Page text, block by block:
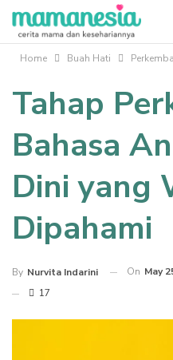
Home Buah Hati
Tahap
Bahasa
Dini yang
Dipahami
By Nurvita Indarini On May
17